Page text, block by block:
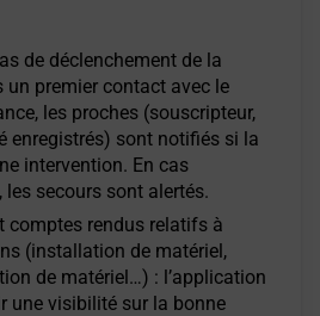
de déclenchement de la
un premier contact avec le
les proches (souscripteur,
enregistrés) sont notifiés si la
intervention. En cas
les secours sont alertés.
comptes rendus relatifs à
(installation de matériel,
de matériel…) : l’application
une visibilité sur la bonne